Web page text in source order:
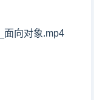
面向对象.mp4